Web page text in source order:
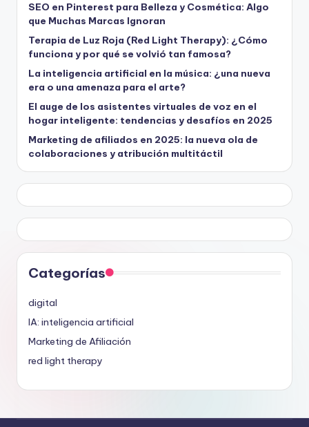
SEO en Pinterest para Belleza y Cosmética: Algo
que Muchas Marcas Ignoran
Terapia de Luz Roja (Red Light Therapy): ¿Cómo
funciona y por qué se volvió tan famosa?
La inteligencia artificial en la música: ¿una nueva
era o una amenaza para el arte?
El auge de los asistentes virtuales de voz en el
hogar inteligente: tendencias y desafíos en 2025
Marketing de afiliados en 2025: la nueva ola de
colaboraciones y atribución multitáctil
Categorías
digital
IA: inteligencia artificial
Marketing de Afiliación
red light therapy